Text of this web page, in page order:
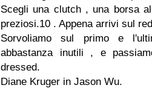
Scegli una clutch , una borsa
preziosi.10 . Appena arrivi sul
Sorvoliamo sul primo e
abbastanza inutili , e
dressed.
Diane Kruger in Jason Wu.